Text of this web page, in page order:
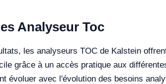
Analyseur Toc
les analyseurs TOC de Kalstein
grâce à un accès pratique aux
évoluer avec l'évolution des besoins